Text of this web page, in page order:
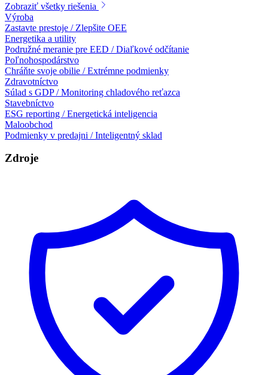
Zobraziť všetky riešenia
Výroba
Zastavte prestoje / Zlepšite OEE
Energetika a utility
Podružné meranie pre EED / Diaľkové odčítanie
Poľnohospodárstvo
Chráňte svoje obilie / Extrémne podmienky
Zdravotníctvo
Súlad s GDP / Monitoring chladového reťazca
Stavebníctvo
ESG reporting / Energetická inteligencia
Maloobchod
Podmienky v predajni / Inteligentný sklad
Zdroje